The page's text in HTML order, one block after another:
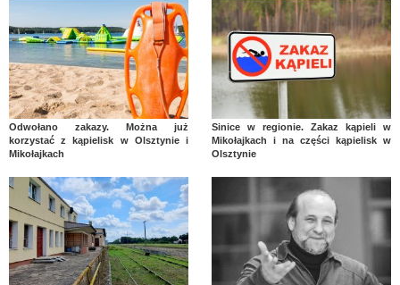
Odwołano zakazy. Można już
korzystać z kąpielisk w Olsztynie i
Mikołajkach
Sinice w regionie. Zakaz kąpieli w
Mikołajkach i na części kąpielisk w
Olsztynie